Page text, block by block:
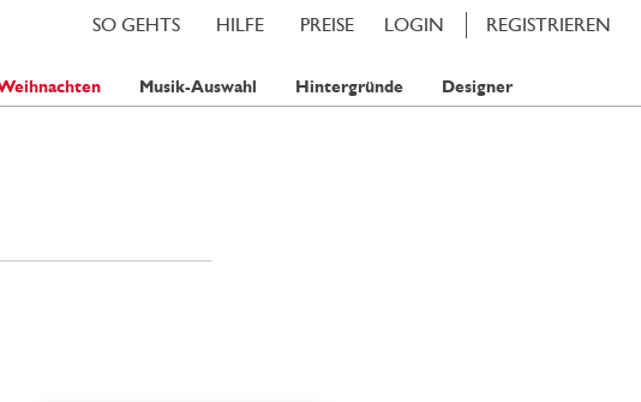
LOGIN REGISTRIEREN
PREISE
HILFE
SO GEHTS
Musik-Auswahl Hintergründe Designer